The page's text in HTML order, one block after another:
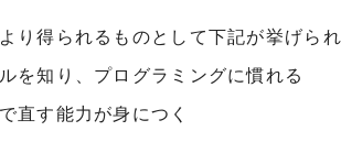
り得られるものとして下記が挙げら
を知り、プログラミングに慣れる
直す能力が身につく